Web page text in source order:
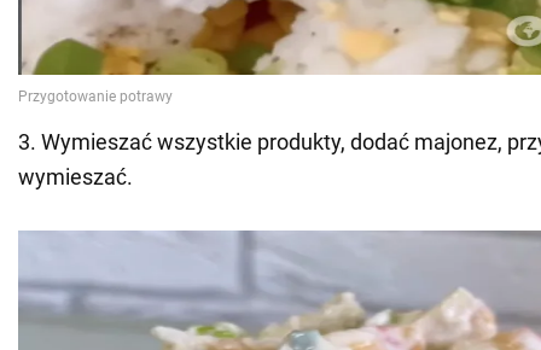
3. Wymieszać wszystkie produkty, dodać majonez,
wymieszać.